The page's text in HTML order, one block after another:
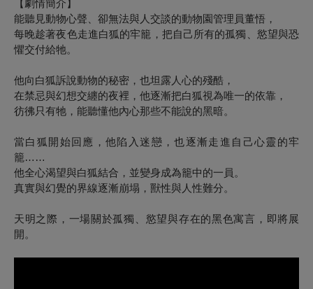
【劇情簡介】
能聽見動物心聲、卻無法與人交談的動物園管理員董悟，
每晚趁著夜色走進白狐的牢籠，把自己所有的孤獨、慾望與恐
懼交付給牠。
他向白狐訴說動物的秘密，也坦露人心的殘酷，
在禁忌與幻想交纏的夜裡，他逐漸把白狐視為唯一的依靠，
彷彿只有牠，能聽懂他內心那些不能說的黑暗。
當白狐開始回應，他陷入迷戀，也逐漸走進自己心靈的牢
籠……
他全心渴望與白狐結合，並變身成為籠中的一員。
真實與幻覺的界線逐漸崩塌，獸性與人性難分。
天明之際，一場關於孤獨、慾望與存在的黑色寓言，即將展
開。